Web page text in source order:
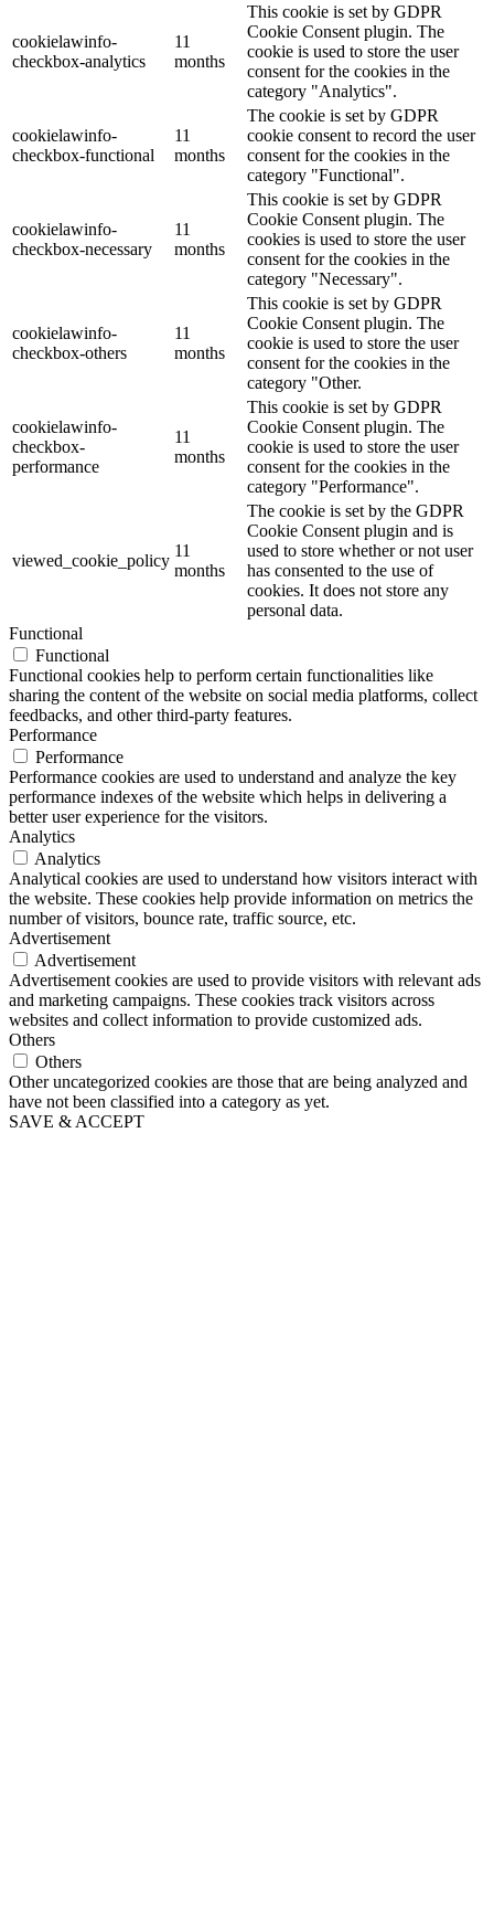
cookielawinfo-
checkbox-analytics
11
months
This cookie is set by GDPR
Cookie Consent plugin. The
cookie is used to store the user
consent for the cookies in the
category "Analytics".
cookielawinfo-
checkbox-functional
11
months
The cookie is set by GDPR
cookie consent to record the user
consent for the cookies in the
category "Functional".
cookielawinfo-
checkbox-necessary
11
months
This cookie is set by GDPR
Cookie Consent plugin. The
cookies is used to store the user
consent for the cookies in the
category "Necessary".
cookielawinfo-
checkbox-others
11
months
This cookie is set by GDPR
Cookie Consent plugin. The
cookie is used to store the user
consent for the cookies in the
category "Other.
cookielawinfo-
checkbox-
performance
11
months
This cookie is set by GDPR
Cookie Consent plugin. The
cookie is used to store the user
consent for the cookies in the
category "Performance".
viewed_cookie_policy
11
months
The cookie is set by the GDPR
Cookie Consent plugin and is
used to store whether or not user
has consented to the use of
cookies. It does not store any
personal data.
Functional
Functional
Functional cookies help to perform certain functionalities like
sharing the content of the website on social media platforms, collect
feedbacks, and other third-party features.
Performance
Performance
Performance cookies are used to understand and analyze the key
performance indexes of the website which helps in delivering a
better user experience for the visitors.
Analytics
Analytics
Analytical cookies are used to understand how visitors interact with
the website. These cookies help provide information on metrics the
number of visitors, bounce rate, traffic source, etc.
Advertisement
Advertisement
Advertisement cookies are used to provide visitors with relevant ads
and marketing campaigns. These cookies track visitors across
websites and collect information to provide customized ads.
Others
Others
Other uncategorized cookies are those that are being analyzed and
have not been classified into a category as yet.
SAVE & ACCEPT